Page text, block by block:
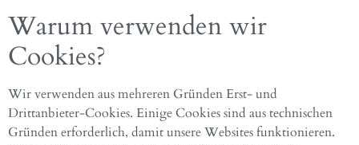
Warum verwenden wir
Cookies?
Wir verwenden aus mehreren Gründen Erst- und
Drittanbieter-Cookies. Einige Cookies sind aus technischen
Gründen erforderlich, damit unsere Websites funktionieren.